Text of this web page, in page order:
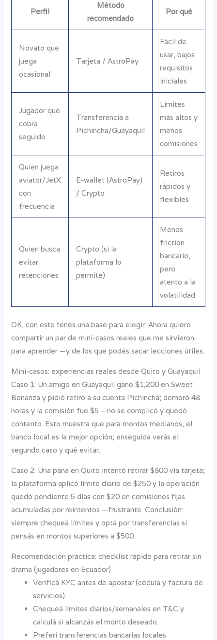
Perfil
Método
recomendado
Por qué
Novato que
juega
ocasional
Tarjeta / AstroPay
Fácil de
usar, bajos
requisitos
iniciales
Jugador que
cobra
seguido
Transferencia a
Pichincha/Guayaquil
Límites
más altos y
menos
comisiones
Quien juega
aviator/JetX
con
frecuencia
E-wallet (AstroPay)
/ Crypto
Retiros
rápidos y
flexibles
Quien busca
evitar
retenciones
Crypto (si la
plataforma lo
permite)
Menos
friction
bancario,
pero
atento a la
volatilidad
OK, con esto tenés una base para elegir. Ahora quiero
compartir un par de mini-casos reales que me sirvieron
para aprender —y de los que podés sacar lecciones útiles.
Mini-casos: experiencias reales desde Quito y Guayaquil
Caso 1: Un amigo en Guayaquil ganó $1,200 en Sweet
Bonanza y pidió retiro a su cuenta Pichincha; demoró 48
horas y la comisión fue $5 —no se complicó y quedó
contento. Esto muestra que para montos medianos, el
banco local es la mejor opción; enseguida verás el
segundo caso y qué evitar.
Caso 2: Una pana en Quito intentó retirar $800 vía tarjeta;
la plataforma aplicó límite diario de $250 y la operación
quedó pendiente 5 días con $20 en comisiones fijas
acumuladas por reintentos —frustrante. Conclusión:
siempre chequeá límites y optá por transferencias si
pensás en montos superiores a $500.
Recomendación práctica: checklist rápido para retirar sin
drama (jugadores en Ecuador)
Verificá KYC antes de apostar (cédula y factura de
servicios).
Chequeá límites diarios/semanales en T&C y
calculá si alcanzás el monto deseado.
Preferí transferencias bancarias locales